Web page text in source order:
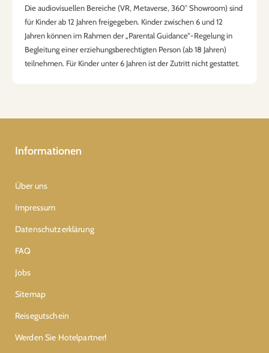
Die audiovisuellen Bereiche (VR, Metaverse, 360° Showroom) sind
für Kinder ab 12 Jahren freigegeben. Kinder zwischen 6 und 12
Jahren können im Rahmen der „Parental Guidance“-Regelung in
Begleitung einer erziehungsberechtigten Person (ab 18 Jahren)
teilnehmen. Für Kinder unter 6 Jahren ist der Zutritt nicht gestattet.
Informationen
Über uns
Impressum
Datenschutzerklärung
FAQ
Jobs
Sitemap
Reisegutschein
Werden Sie Hotelpartner!